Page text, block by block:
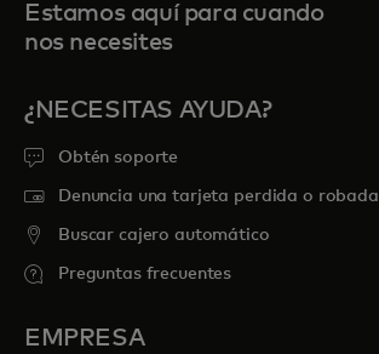
Estamos aquí para cuando
nos necesites
¿NECESITAS AYUDA?
Obtén soporte
Denuncia una tarjeta perdida o robada
Buscar cajero automático
Preguntas frecuentes
EMPRESA